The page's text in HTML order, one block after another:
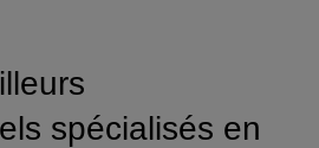
spécialisés en